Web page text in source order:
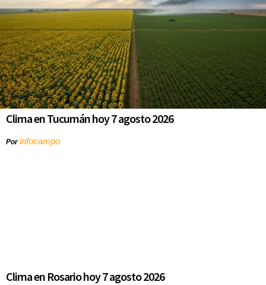
Clima en Tucumán hoy 7 agosto 2026
Porinfocampo
Clima en Rosario hoy 7 agosto 2026